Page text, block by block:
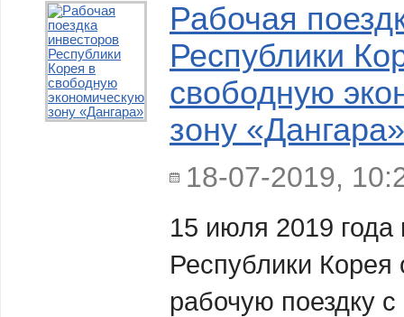
Рабочая
Республики
свободную
зону «Дангара»
18-07-2019,
15 июля 2019 года
Республики Корея
рабочую поездку